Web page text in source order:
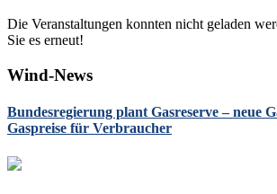
Die Veranstaltungen konnten nicht geladen
Sie es erneut!
Wind-News
Bundesregierung plant Gasreserve – neue
Gaspreise für Verbraucher